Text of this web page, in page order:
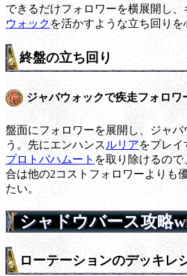
できるだけフォロワーを横展開し、
ウォック を活かすような立ち回りを
終盤の立ち回り
ジャバウォックで疾走フォロワ
盤面にフォロワーを展開し、ジャ
う。先にエンハンス ルリアをプレイ
プロトバハムート を取り除けるの
合は他の2コストフォロワーよりも
たい。
シャドウバース攻略
ローテーションのデッキレ